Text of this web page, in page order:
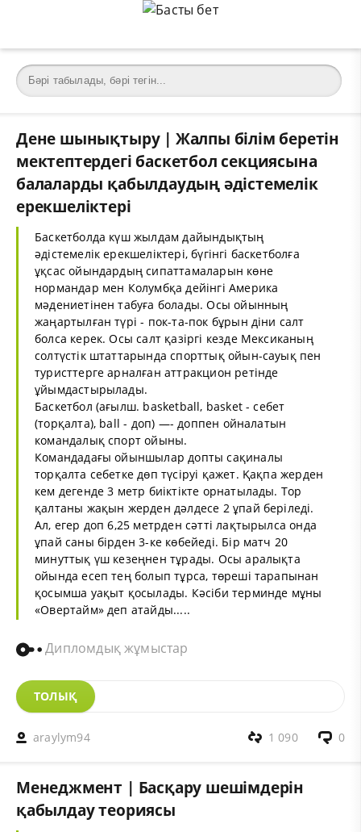
Дене шынықтыру | Жалпы білім беретін
мектептердегі баскетбол секциясына
балаларды қабылдаудың әдістемелік
ерекшеліктері
Баскетболда күш жылдам дайындықтың
әдістемелік ерекшеліктері, бүгінгі баскетболға
ұқсас ойындардың сипаттамаларын көне
нормандар мен Колумбқа дейінгі Америка
мәдениетінен табуға болады. Осы ойынның
жаңартылған түрі - пок-та-пок бұрын діни салт
болса керек. Осы салт қазіргі кезде Мексиканың
солтүстік штаттарында спорттық ойын-сауық пен
туристтерге арналған аттракцион ретінде
ұйымдастырылады.
Баскетбол (ағылш. basketball, basket - себет
(торқалта), ball - доп) —- доппен ойналатын
командалық спорт ойыны.
Командадағы ойыншылар допты сақиналы
торқалта себетке дөп түсіруі қажет. Қақпа жерден
кем дегенде 3 метр биіктікте орнатылады. Тор
қалтаны жақын жерден дәлдесе 2 ұпай беріледі.
Ал, егер доп 6,25 метрден сәтті лақтырылса онда
ұпай саны бірден 3-ке көбейеді. Бір матч 20
минуттық үш кезеңнен тұрады. Осы аралықта
ойында есеп тең болып тұрса, төреші тарапынан
қосымша уақыт қосылады. Кәсіби терминде мұны
«Овертайм» деп атайды.....
Дипломдық жұмыстар
ТОЛЫҚ
araylym94 0
1 090
Менеджмент | Басқару шешімдерін
қабылдау теориясы